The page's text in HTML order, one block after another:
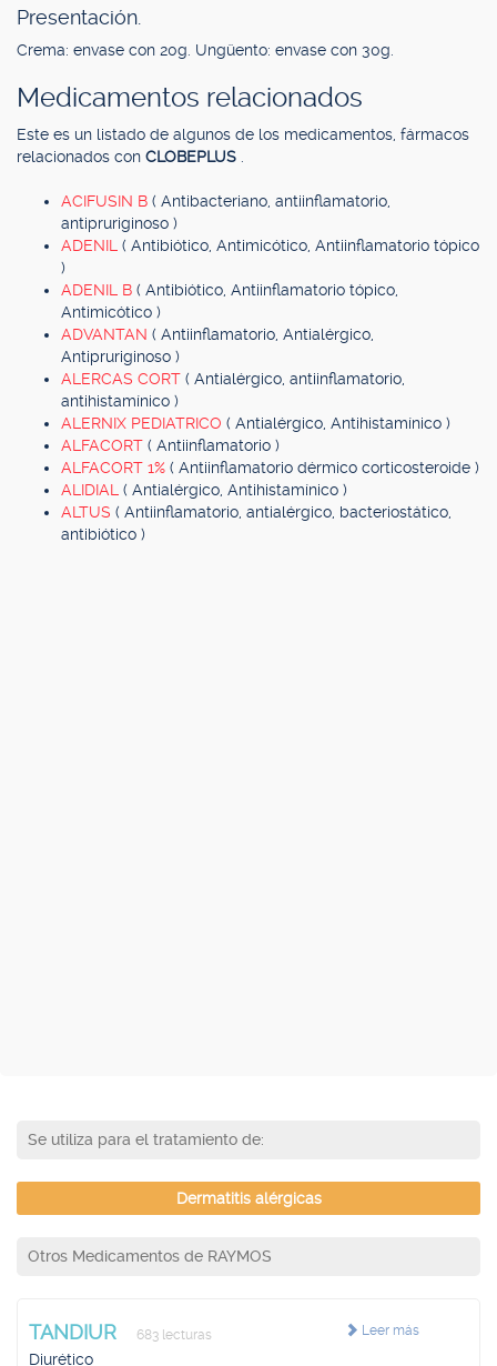
Presentación.
Crema: envase con 20g. Ungüento: envase con 30g.
Medicamentos relacionados
Este es un listado de algunos de los medicamentos, fármacos
relacionados con CLOBEPLUS
ACIFUSIN B ( Antibacteriano, antiinflamatorio,
antipruriginoso )
ADENIL ( Antibiótico, Antimicótico, Antiinflamatorio tópico
)
ADENIL B ( Antibiótico, Antiinflamatorio tópico,
Antimicótico )
ADVANTAN ( Antiinflamatorio, Antialérgico,
Antipruriginoso )
ALERCAS CORT ( Antialérgico, antiinflamatorio,
antihistamínico )
ALERNIX PEDIATRICO ( Antialérgico, Antihistamínico )
ALFACORT ( Antiinflamatorio )
ALFACORT 1% ( Antiinflamatorio dérmico corticosteroide )
ALIDIAL ( Antialérgico, Antihistamínico )
ALTUS ( Antiinflamatorio, antialérgico, bacteriostático,
antibiótico )
Se utiliza para el tratamiento de:
Dermatitis alérgicas
Otros Medicamentos de RAYMOS
Leer más
TANDIUR 683 lecturas
Diurético